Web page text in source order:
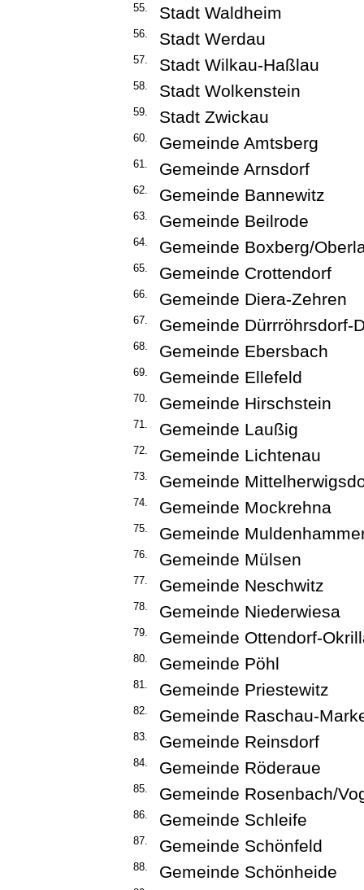
55. Stadt Waldheim
56. Stadt Werdau
57. Stadt Wilkau-Haßlau
58. Stadt Wolkenstein
59. Stadt Zwickau
60. Gemeinde Amtsberg
61. Gemeinde Arnsdorf
62. Gemeinde Bannewitz
63. Gemeinde Beilrode
64. Gemeinde Boxberg/
65. Gemeinde Crottendorf
66. Gemeinde Diera-Zehren
67. Gemeinde Dürrröhrsdorf-
68. Gemeinde Ebersbach
69. Gemeinde Ellefeld
70. Gemeinde Hirschstein
71. Gemeinde Laußig
72. Gemeinde Lichtenau
73. Gemeinde
74. Gemeinde Mockrehna
75. Gemeinde
76. Gemeinde Mülsen
77. Gemeinde Neschwitz
78. Gemeinde Niederwiesa
79. Gemeinde Ottendorf-
80. Gemeinde Pöhl
81. Gemeinde Priestewitz
82. Gemeinde Raschau-
83. Gemeinde Reinsdorf
84. Gemeinde Röderaue
85. Gemeinde Rosenbach/
86. Gemeinde Schleife
87. Gemeinde Schönfeld
88. Gemeinde Schönheide